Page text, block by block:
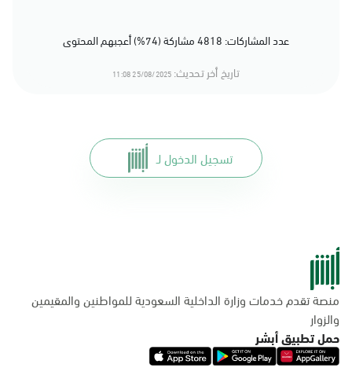
عدد المشاركات: 4818 مشاركة (74%) أعجبهم المحتوى
تاريخ أخر تحديث: 25/08/2025 11:08
تسجيل الدخول لـ
منصة تقدم خدمات وزارة الداخلية السعودية للمواطنين والمقيمين
والزوار
حمل تطبيق أبشر